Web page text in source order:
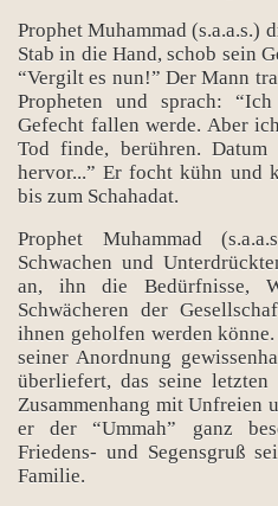
Prophet Muhammad (s.a.a.s.)
Stab in die Hand, schob sein
“Vergilt es nun!” Der Mann
Propheten und sprach:
Gefecht fallen werde. Aber
Tod finde, berühren.
hervor...” Er focht kühn und
bis zum Schahadat.
Prophet Muhammad
Schwachen und
an, ihn die Bedürfnisse,
Schwächeren der
ihnen geholfen werden
seiner Anordnung
überliefert, das seine
Zusammenhang mit Unfreien
er der “Ummah” ganz
Friedens- und Segensgruß
Familie.